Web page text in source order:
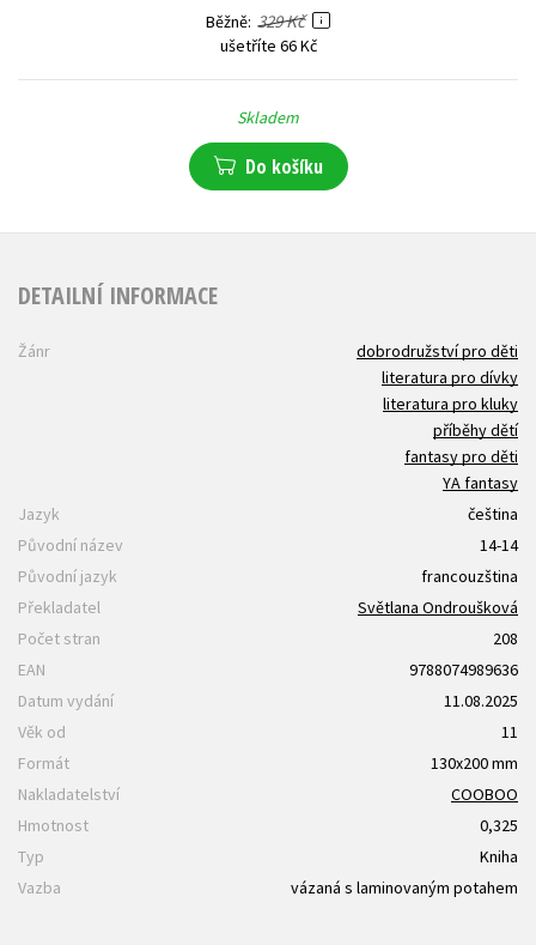
Běžně 329 Kč
ušetříte 66 Kč
Skladem
Do košíku
DETAILNÍ INFORMACE
Žánr
dobrodružství pro děti
literatura pro dívky
literatura pro kluky
příběhy dětí
fantasy pro děti
YA fantasy
Jazyk
čeština
Původní název
14-14
Původní jazyk
francouzština
Překladatel
Světlana Ondroušková
Počet stran
208
EAN
9788074989636
Datum vydání
11.08.2025
Věk od
11
Formát
130x200 mm
Nakladatelství
COOBOO
Hmotnost
0,325
Typ
Kniha
Vazba
vázaná s laminovaným potahem